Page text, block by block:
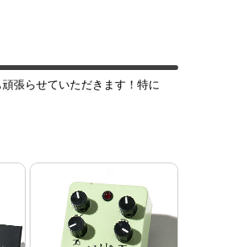
張らせていただきます！特に